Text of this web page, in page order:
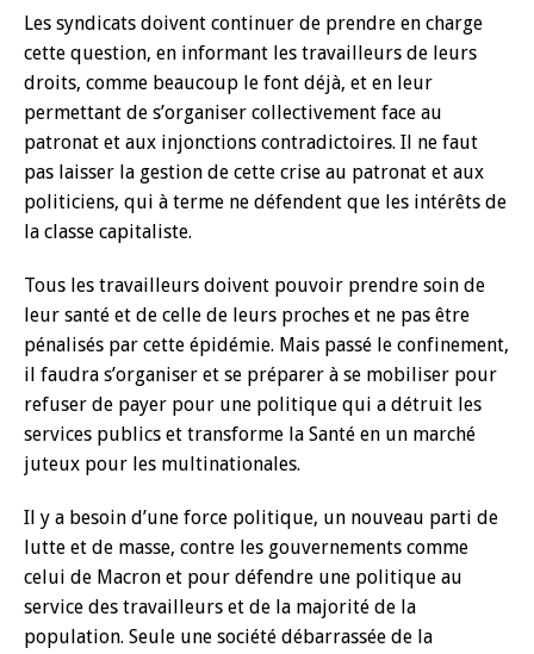
Les syndicats doivent continuer de prendre en charge
cette question, en informant les travailleurs de leurs
droits, comme beaucoup le font déjà, et en leur
permettant de s’organiser collectivement face au
patronat et aux injonctions contradictoires. Il ne faut
pas laisser la gestion de cette crise au patronat et aux
politiciens, qui à terme ne défendent que les intérêts de
la classe capitaliste.
Tous les travailleurs doivent pouvoir prendre soin de
leur santé et de celle de leurs proches et ne pas être
pénalisés par cette épidémie. Mais passé le confinement,
il faudra s’organiser et se préparer à se mobiliser pour
refuser de payer pour une politique qui a détruit les
services publics et transforme la Santé en un marché
juteux pour les multinationales.
Il y a besoin d’une force politique, un nouveau parti de
lutte et de masse, contre les gouvernements comme
celui de Macron et pour défendre une politique au
service des travailleurs et de la majorité de la
population. Seule une société débarrassée de la